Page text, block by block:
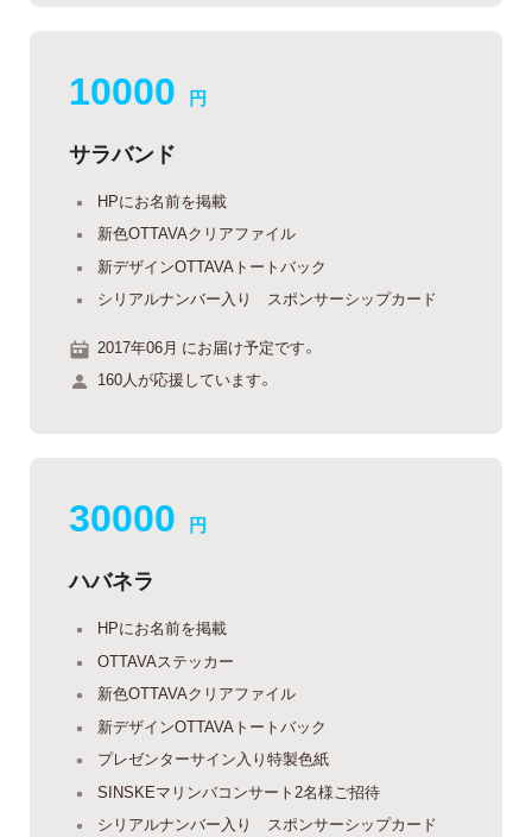
10000 円
サラバンド
HPにお名前を掲載
新色OTTAVAクリアファイル
新デザインOTTAVAトートバック
シリアルナンバー入り スポンサーシップカード
2017年06月 にお届け予定です。
160人が応援しています。
30000 円
ハバネラ
HPにお名前を掲載
OTTAVAステッカー
新色OTTAVAクリアファイル
新デザインOTTAVAトートバック
プレゼンターサイン入り特製色紙
SINSKEマリンバコンサート2名様ご招待
シリアルナンバー入り スポンサーシップカード